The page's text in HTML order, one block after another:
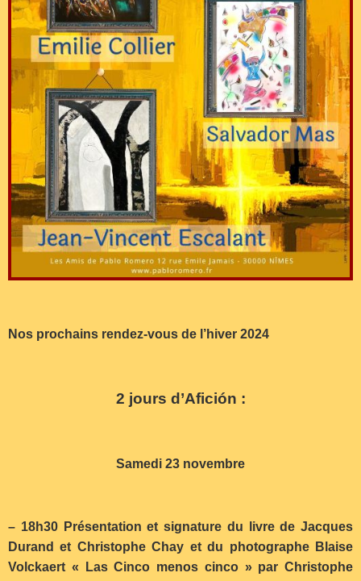
Nos prochains rendez-vous de l’hiver 2024
2 jours d’Afición :
Samedi 23 novembre
– 18h30 Présentation et signature du livre de Jacques
Durand et Christophe Chay et du photographe Blaise
Volckaert « Las Cinco menos cinco » par Christophe